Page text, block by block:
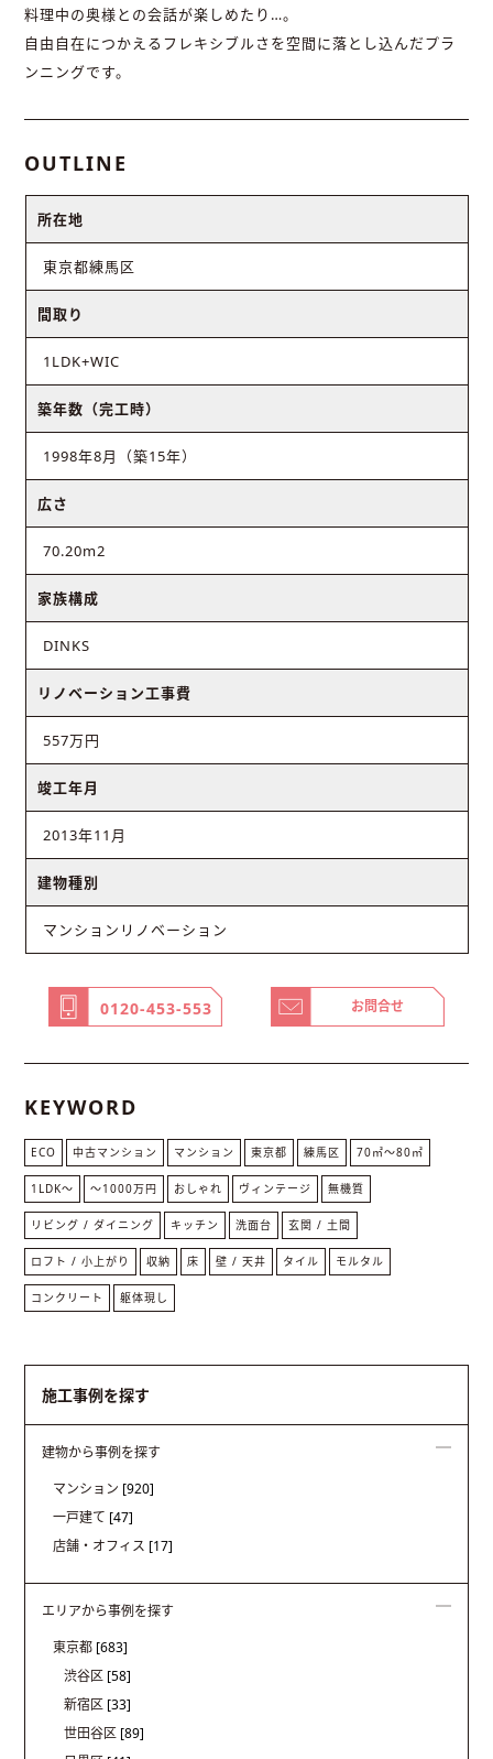
料理中の奥様との会話が楽しめたり…。
自由自在につかえるフレキシブルさを空間に落とし込んだプラ
ンニングです。
OUTLINE
所在地
東京都練馬区
間取り
1LDK+WIC
築年数（完工時）
1998年8月（築15年）
広さ
70.20m2
家族構成
DINKS
リノベーション工事費
557万円
竣工年月
2013年11月
建物種別
マンションリノベーション
0120-453-553 お問合せ
KEYWORD
ECO 中古マンション マンション 東京都 練馬区 70㎡〜80㎡
1LDK〜 〜1000万円 おしゃれ ヴィンテージ 無機質
リビング / ダイニング キッチン 洗面台 玄関 / 土間
ロフト / 小上がり 収納 床 壁 / 天井 タイル モルタル
コンクリート 躯体現し
施工事例を探す
建物から事例を探す
マンション [920]
一戸建て [47]
店舗・オフィス [17]
エリアから事例を探す
東京都 [683]
渋谷区 [58]
新宿区 [33]
世田谷区 [89]